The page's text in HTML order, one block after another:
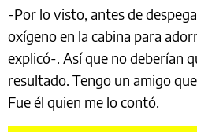
-Por lo visto, antes de
oxígeno en la cabina para
explicó-. Así que no deberían
resultado. Tengo un amigo
Fue él quien me lo contó.